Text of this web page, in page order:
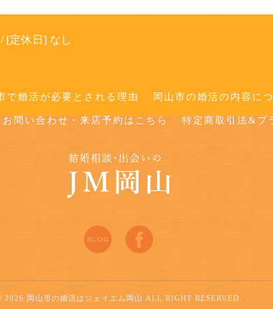
[定休日] なし
で婚活が必要とされる理由 岡山市の婚活の内容に
お問い合わせ・来店予約はこちら 特定商取引法&プ
2026 岡山市の婚活はジェイエム岡山 ALL RIGHT RESERVED.